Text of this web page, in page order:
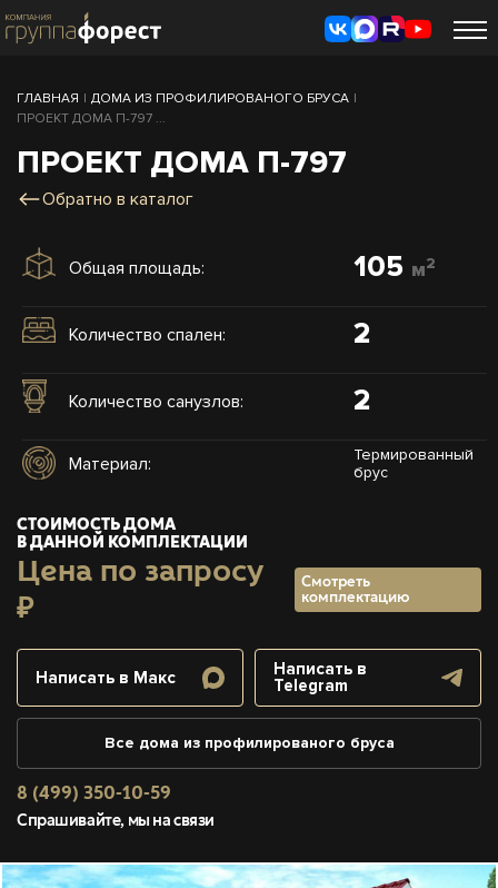
ГЛАВНАЯ | ДОМА ИЗ ПРОФИЛИРОВАНОГО БРУСА |
ПРОЕКТ ДОМА П-797 ...
ПРОЕКТ ДОМА П-797
Обратно в каталог
Общая площадь: 105 м2
Количество спален: 2
Количество санузлов: 2
Материал:
Термированный
брус
СТОИМОСТЬ ДОМА
В ДАННОЙ КОМПЛЕКТАЦИИ
Цена по запросу
₽
Смотреть
комплектацию
Написать в Макс
Написать в
Telegram
Все дома из профилированого бруса
8 (499) 350-10-59
Спрашивайте, мы на связи